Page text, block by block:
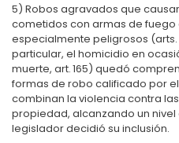
5) Robos agravados que
cometidos con armas de
especialmente peligrosos (arts.
particular, el homicidio en
muerte, art. 165) quedó
formas de robo calificado por
combinan la violencia contra
propiedad, alcanzando un
legislador decidió su inclusión.